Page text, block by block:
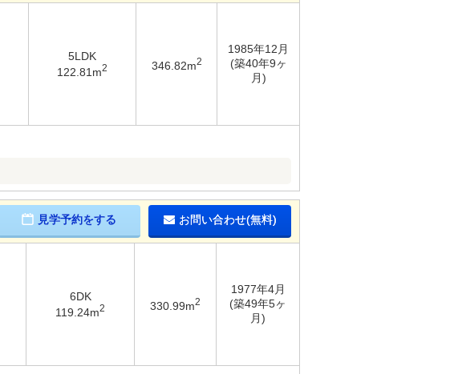
5LDK
122.81m2 346.82m2
1985年12月
(築40年9ヶ
月)
見学予約をする お問い合わせ(無料)
6DK
119.24m2 330.99m2
1977年4月
(築49年5ヶ
月)